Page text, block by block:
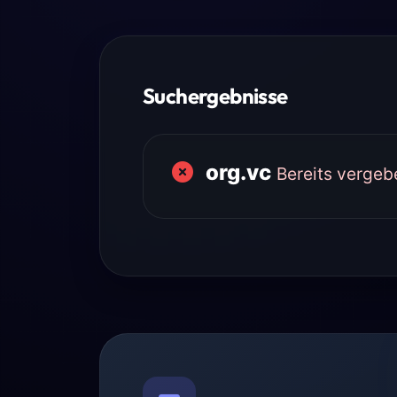
Suchergebnisse
org.vc Bereits